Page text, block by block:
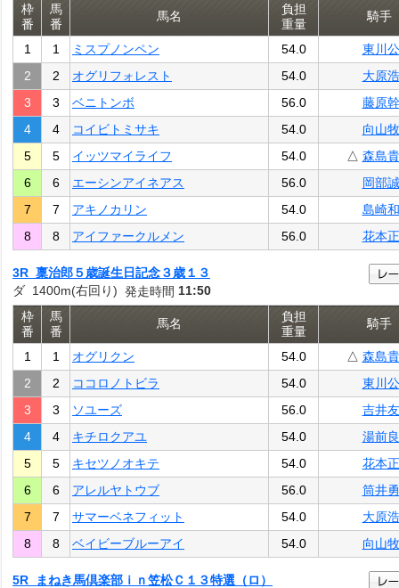
枠
番
馬
番
馬名
負担
重量
騎手
1 1 ミスプノンペン 54.0
東川公
2
2 オグリフォレスト 54.0
大原浩
3
3 ベニトンボ 56.0
藤原幹
4
4 コイビトミサキ 54.0
向山牧
5
5 イッツマイライフ 54.0 △ 森島貴
6
6 エーシンアイネアス 56.0
岡部誠
7
7 アキノカリン 54.0
島崎和
8
8 アイファークルメン 56.0 花本正
3R 稟治郎５歳誕生日記念３歳１３
ダ 1400m(右回り) 発走時間 11:50
枠
番
馬
番
馬名
負担
重量
騎手
1 1 オグリクン 54.0 △ 森島貴
2
2 ココロノトビラ 54.0
東川公
3
3 ソユーズ 56.0
吉井友
4
4 キチロクアユ 54.0
湯前良
5
5 キセツノオキテ 54.0
花本正
6
6 アレルヤトウブ 56.0
筒井勇
7
7 サマーベネフィット 54.0
大原浩
8
8 ベイビーブルーアイ 54.0 向山牧
5R まねき馬倶楽部ｉｎ笠松Ｃ１３特選（ロ）